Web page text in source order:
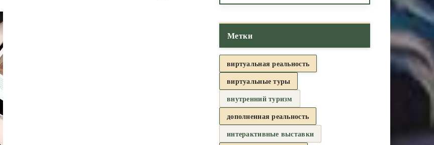
Метки
виртуальная реальность
виртуальные туры
внутренний туризм
дополненная реальность
интерактивные выставки